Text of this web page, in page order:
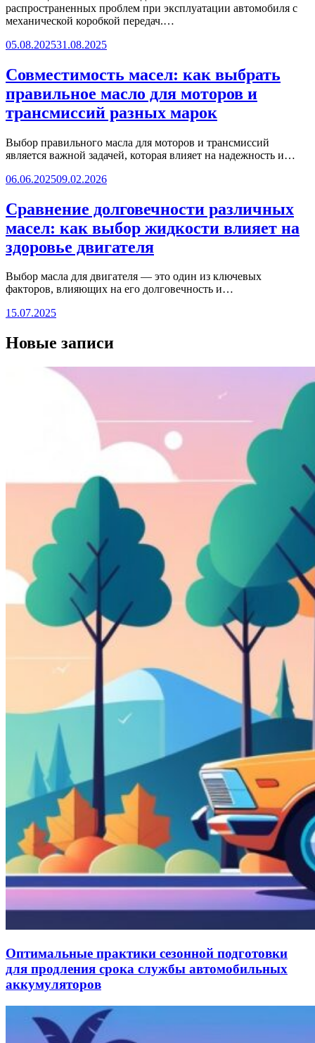
распространенных проблем при эксплуатации автомобиля с
механической коробкой передач.…
05.08.202531.08.2025
Совместимость масел: как выбрать
правильное масло для моторов и
трансмиссий разных марок
Выбор правильного масла для моторов и трансмиссий
является важной задачей, которая влияет на надежность и…
06.06.202509.02.2026
Сравнение долговечности различных
масел: как выбор жидкости влияет на
здоровье двигателя
Выбор масла для двигателя — это один из ключевых
факторов, влияющих на его долговечность и…
15.07.2025
Новые записи
Оптимальные практики сезонной подготовки
для продления срока службы автомобильных
аккумуляторов